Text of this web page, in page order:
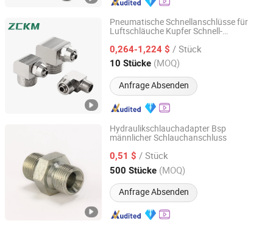
Pneumatische Schnellanschlüsse für
Luftschläuche Kupfer Schnell-
0,264-1,224 $ / Stück
10 Stücke (MOQ)
Anfrage Absenden
Yangzhou Zhuocheng Pneumatic Technology Co., Ltd
Jiangsu, China Seit 2024
Hydraulikschlauchadapter Bsp
männlicher Schlauchanschluss
0,51 $ / Stück
500 Stücke (MOQ)
Anfrage Absenden
Ningbo Yinzhou Pehel Machinery Co., Ltd.
Zhejiang, China Seit 2007